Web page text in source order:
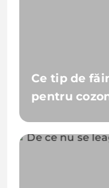
Ce tip de
pentru